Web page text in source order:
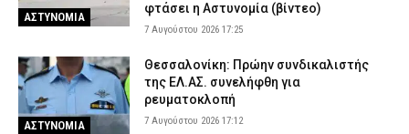
ΑΣΤΥΝΟΜΙΑ
φτάσει η Αστυνομία (βίντεο)
7 Αυγούστου 2026 17:25
ΑΣΤΥΝΟΜΙΑ
Θεσσαλονίκη: Πρώην συνδικαλιστής
της ΕΛ.ΑΣ. συνελήφθη για
ρευματοκλοπή
7 Αυγούστου 2026 17:12